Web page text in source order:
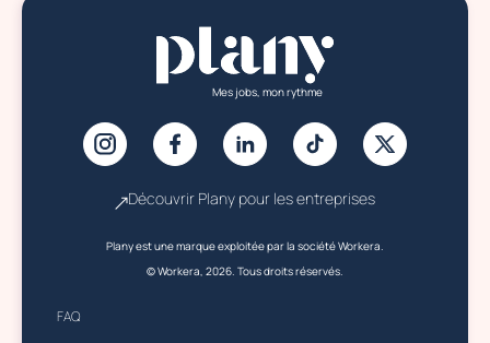
Mes jobs, mon rythme
Découvrir Plany pour les entreprises
Plany est une marque exploitée par la société Workera.
© Workera, 2026. Tous droits réservés.
FAQ